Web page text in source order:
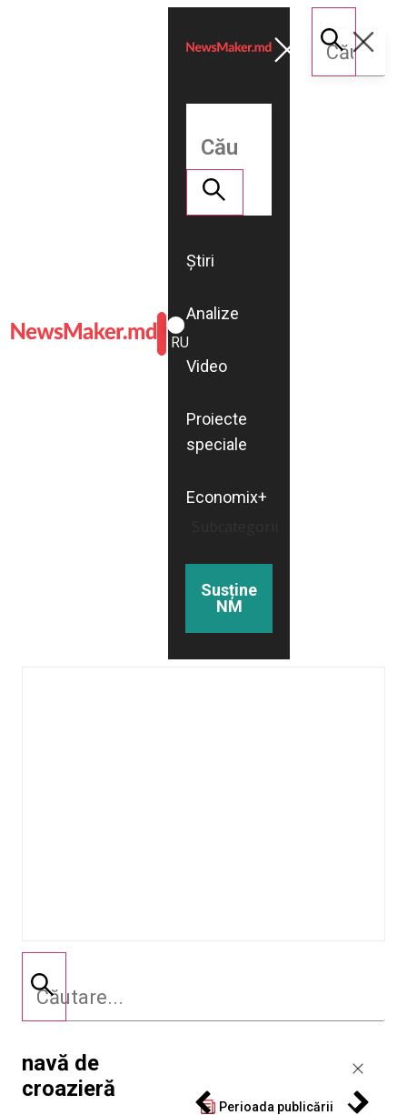
ROMÂNĂ
RU
Știri
Analize
Video
Proiecte
speciale
Economix+
Susține
NM
navă de
croazieră
Perioada publicării